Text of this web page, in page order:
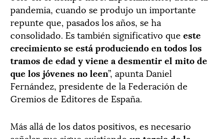
pandemia, cuando se produjo un importante
repunte que, pasados los años, se ha
consolidado. Es también significativo que este
crecimiento se está produciendo en todos los
tramos de edad y viene a desmentir el mito de
que los jóvenes no leen”, apunta Daniel
Fernández, presidente de la Federación de
Gremios de Editores de España.
Más allá de los datos positivos, es necesario